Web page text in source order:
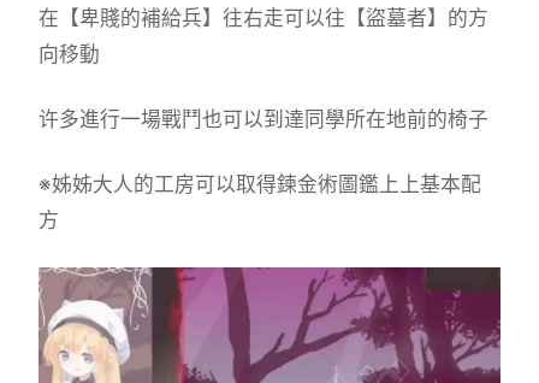
在【卑賤的補給兵】往右走可以往【盜墓者】的方
向移動
许多進行一場戰鬥也可以到達同學所在地前的椅子
※姊姊大人的工房可以取得鍊金術圖鑑上上基本配
方